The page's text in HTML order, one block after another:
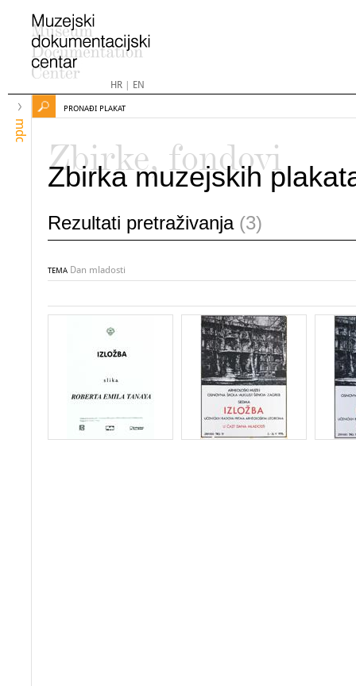
HR| EN
mdc
PRONAĐI PLAKAT
Zbirke, fondovi
Zbirka muzejskih
Rezultati pretraživanja (3)
TEMA Dan mladosti